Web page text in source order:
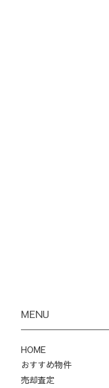
MENU
HOME
おすすめ物件
売却査定